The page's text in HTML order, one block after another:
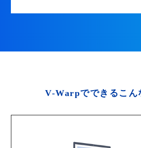
V-Warpでできるこん